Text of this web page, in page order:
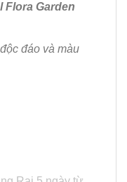
Flora Garden
đáo và màu